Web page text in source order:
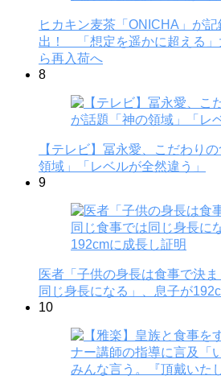
ヒカキン麦茶「ONICHA」が
出！ 「想定を遥かに超える」
ら再入荷へ
8
【テレビ】冨永愛、こだわり
領域」「レベルが全然違う」
9
医者「子供の身長は食事で決
同じ身長になる」、息子が
10